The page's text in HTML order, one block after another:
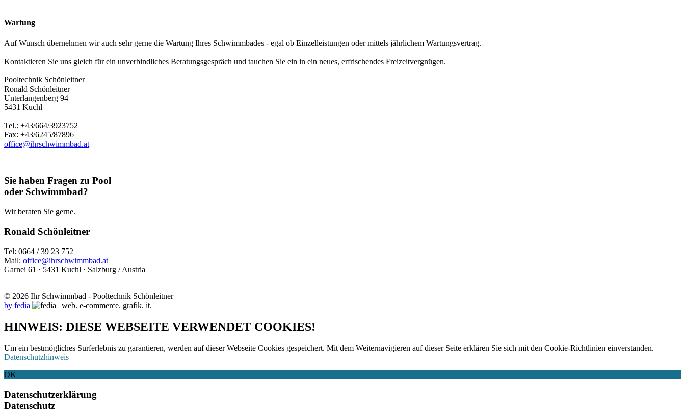
Wartung
Auf Wunsch übernehmen wir auch sehr gerne die Wartung Ihres Schwimmbades - egal ob Einzelleistungen oder mittels jährlichem Wartungsvertrag.
Kontaktieren Sie uns gleich für ein unverbindliches Beratungsgespräch und tauchen Sie ein in ein neues, erfrischendes Freizeitvergnügen.
Pooltechnik Schönleitner
Ronald Schönleitner
Unterlangenberg 94
5431 Kuchl
Tel.: +43/664/3923752
Fax: +43/6245/87896
office@ihrschwimmbad.at
Sie haben Fragen zu Pool
oder Schwimmbad?
Wir beraten Sie gerne.
Ronald Schönleitner
Tel: 0664 / 39 23 752
Mail: office@ihrschwimmbad.at
Garnei 61 · 5431 Kuchl · Salzburg / Austria
© 2026 Ihr Schwimmbad - Pooltechnik Schönleitner
by fedia
HINWEIS: DIESE WEBSEITE VERWENDET COOKIES!
Um ein bestmögliches Surferlebnis zu garantieren, werden auf dieser Webseite Cookies gespeichert. Mit dem Weiternavigieren auf dieser Seite erklären Sie sich mit den Cookie-Richtlinien einverstanden.
Datenschutzhinweis
OK
Datenschutzerklärung
Datenschutz